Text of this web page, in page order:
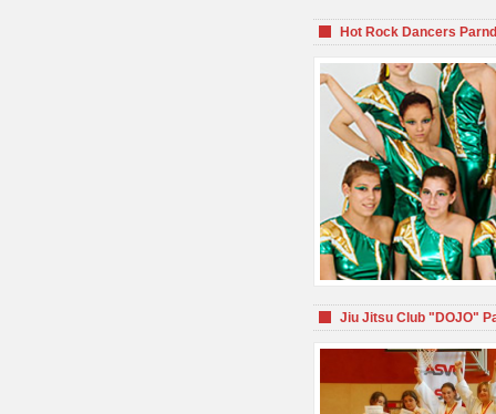
Hot Rock Dancers
Jiu Jitsu Club "DOJO"